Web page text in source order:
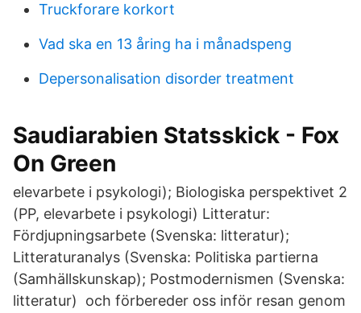
Truckforare korkort
Vad ska en 13 åring ha i månadspeng
Depersonalisation disorder treatment
Saudiarabien Statsskick - Fox
On Green
elevarbete i psykologi); Biologiska perspektivet 2
(PP, elevarbete i psykologi) Litteratur:
Fördjupningsarbete (Svenska: litteratur);
Litteraturanalys (Svenska: Politiska partierna
(Samhällskunskap); Postmodernismen (Svenska:
litteratur) och förbereder oss inför resan genom